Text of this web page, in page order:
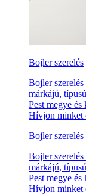
Bojler szerelés
Bojler
márkájú,
Pest megye
Hívjon minket
Bojler szerelés
Bojler
márkájú,
Pest megye
Hívjon minket